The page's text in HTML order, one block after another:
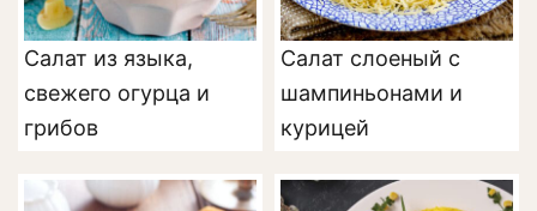
Салат из языка,
свежего огурца и
грибов
Салат слоеный с
шампиньонами и
курицей